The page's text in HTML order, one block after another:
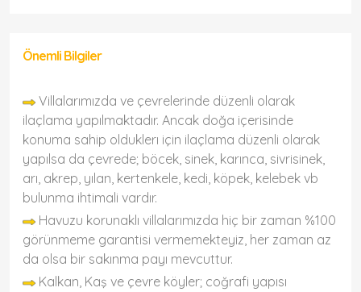
Önemli Bilgiler
Villalarımızda ve çevrelerinde düzenli olarak
ilaçlama yapılmaktadır. Ancak doğa içerisinde
konuma sahip olduklerı için ilaçlama düzenli olarak
yapılsa da çevrede; böcek, sinek, karınca, sivrisinek,
arı, akrep, yılan, kertenkele, kedi, köpek, kelebek vb
bulunma ihtimali vardır.
Havuzu korunaklı villalarımızda hiç bir zaman %100
görünmeme garantisi vermemekteyiz, her zaman az
da olsa bir sakınma payı mevcuttur.
Kalkan, Kaş ve çevre köyler; coğrafi yapısı